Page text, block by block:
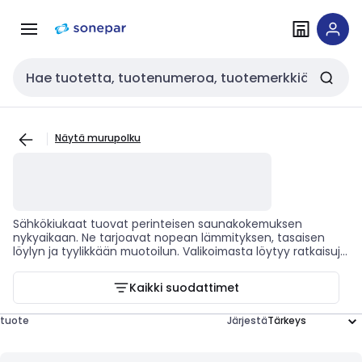
navigointiinsisältöön
Haku
Näytä murupolku
Sähkökiukaat tuovat perinteisen saunakokemuksen
nykyaikaan. Ne tarjoavat nopean lämmityksen, tasaisen
löylyn ja tyylikkään muotoilun. Valikoimasta löytyy ratkaisuja
korostuvat energiatehokkuus, kivimäärän optimointi ja
helppokäyttöiset ohjauspaneelit.
Kaikki suodattimet
tuote Järjestä